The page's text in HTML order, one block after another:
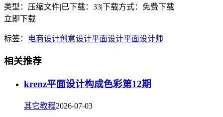
类型：压缩文件|已下载：33|下载方式：免费下载
立即下载
标签： 电商设计创意设计平面设计平面设计师
相关推荐
krenz平面设计构成色彩第12期
其它教程2026-07-03